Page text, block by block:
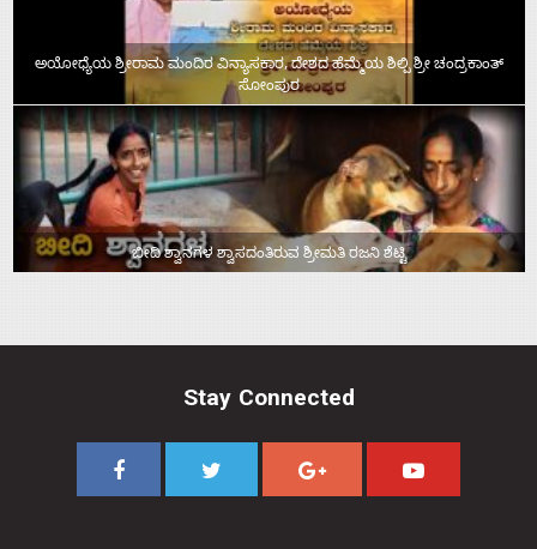
ಅಯೋಧ್ಯೆಯ ಶ್ರೀರಾಮ ಮಂದಿರ ವಿನ್ಯಾಸಕಾರ, ದೇಶದ ಹೆಮ್ಮೆಯ ಶಿಲ್ಪಿ ಶ್ರೀ ಚಂದ್ರಕಾಂತ್‌
ಸೋಂಪುರ
ಬೀದಿ ಶ್ವಾನಗಳ ಶ್ವಾಸದಂತಿರುವ ಶ್ರೀಮತಿ ರಜನಿ ಶೆಟ್ಟಿ
Stay Connected